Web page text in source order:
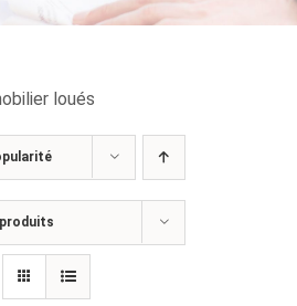
loués